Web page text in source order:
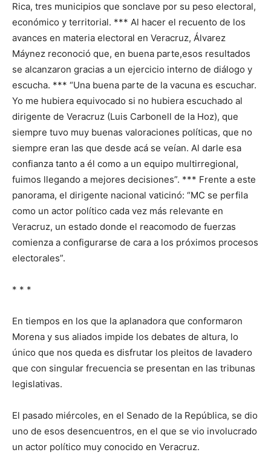
Rica, tres municipios que sonclave por su peso electoral,
económico y territorial. *** Al hacer el recuento de los
avances en materia electoral en Veracruz, Álvarez
Máynez reconoció que, en buena parte,esos resultados
se alcanzaron gracias a un ejercicio interno de diálogo y
escucha. *** “Una buena parte de la vacuna es escuchar.
Yo me hubiera equivocado si no hubiera escuchado al
dirigente de Veracruz (Luis Carbonell de la Hoz), que
siempre tuvo muy buenas valoraciones políticas, que no
siempre eran las que desde acá se veían. Al darle esa
confianza tanto a él como a un equipo multirregional,
fuimos llegando a mejores decisiones”. *** Frente a este
panorama, el dirigente nacional vaticinó: “MC se perfila
como un actor político cada vez más relevante en
Veracruz, un estado donde el reacomodo de fuerzas
comienza a configurarse de cara a los próximos procesos
electorales”.
* * *
En tiempos en los que la aplanadora que conformaron
Morena y sus aliados impide los debates de altura, lo
único que nos queda es disfrutar los pleitos de lavadero
que con singular frecuencia se presentan en las tribunas
legislativas.
El pasado miércoles, en el Senado de la República, se dio
uno de esos desencuentros, en el que se vio involucrado
un actor político muy conocido en Veracruz.